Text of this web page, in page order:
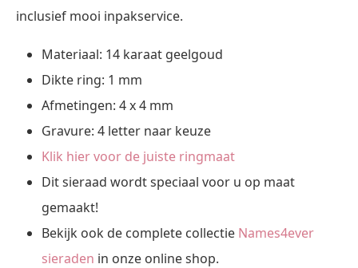
inclusief mooi inpakservice.
Materiaal: 14 karaat geelgoud
Dikte ring: 1 mm
Afmetingen: 4 x 4 mm
Gravure: 4 letter naar keuze
Klik hier voor de juiste ringmaat
Dit sieraad wordt speciaal voor u op maat
gemaakt!
Bekijk ook de complete collectie Names4ever
sieraden in onze online shop.